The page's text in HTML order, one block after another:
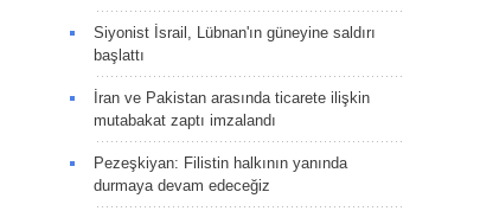
Siyonist İsrail, Lübnan'ın güneyine saldırı
başlattı
İran ve Pakistan arasında ticarete ilişkin
mutabakat zaptı imzalandı
Pezeşkiyan: Filistin halkının yanında
durmaya devam edeceğiz